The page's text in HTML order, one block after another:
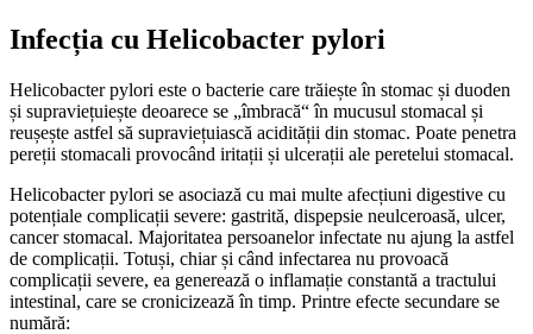
Infecția cu Helicobacter pylori
Helicobacter pylori este o bacterie care trăiește în stomac și duoden
și supraviețuiește deoarece se „îmbracă“ în mucusul stomacal și
reușește astfel să supraviețuiască acidității din stomac. Poate penetra
pereții stomacali provocând iritații și ulcerații ale peretelui stomacal.
Helicobacter pylori se asociază cu mai multe afecțiuni digestive cu
potențiale complicații severe: gastrită, dispepsie neulceroasă, ulcer,
cancer stomacal. Majoritatea persoanelor infectate nu ajung la astfel
de complicații. Totuși, chiar și când infectarea nu provoacă
complicații severe, ea generează o inflamație constantă a tractului
intestinal, care se cronicizează în timp. Printre efecte secundare se
numără: